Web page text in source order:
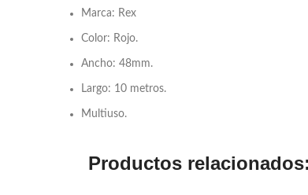
Marca: Rex
Color: Rojo.
Ancho: 48mm.
Largo: 10 metros.
Multiuso.
Productos relacionados: